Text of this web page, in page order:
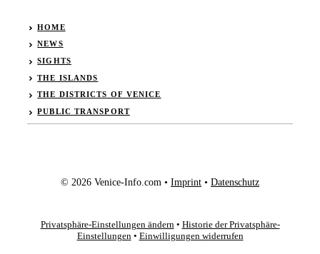
HOME
NEWS
SIGHTS
THE ISLANDS
THE DISTRICTS OF VENICE
PUBLIC TRANSPORT
© 2026 Venice-Info.com • Imprint • Datenschutz
Privatsphäre-Einstellungen ändern • Historie der Privatsphäre-
Einstellungen • Einwilligungen widerrufen